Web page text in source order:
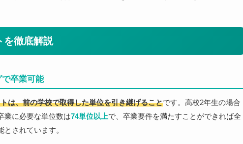
を徹底解説
卒業可能
は、前の学校で取得した単位を引き継げることです。高校2年生の場合
業に必要な単位数は74単位以上で、卒業要件を満たすことができれば全
されています。